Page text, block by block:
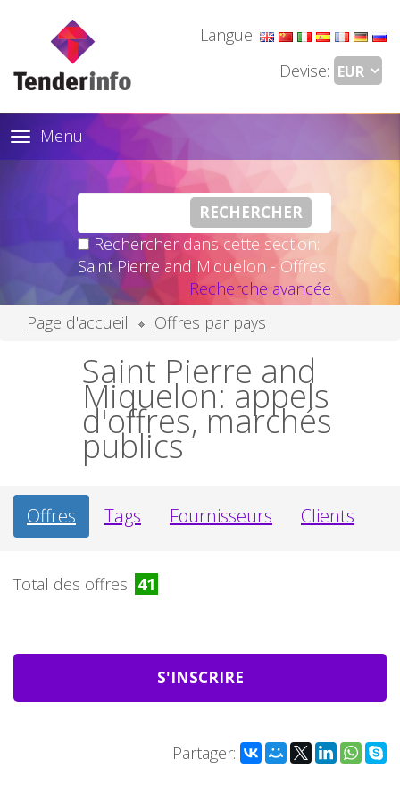
Langue:
Devise:
Toggle
navigation
Menu
Rechercher dans cette section:
Saint Pierre and Miquelon - Offres
Recherche avancée
Page d'accueil
Offres par pays
Saint Pierre and
Miquelon: appels
d'offres, marchés
publics
Offres Tags Fournisseurs Clients
Total des offres: 41
S'INSCRIRE
Partager: